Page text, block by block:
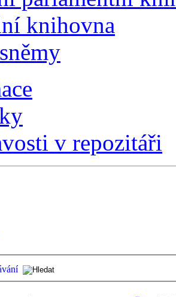
knihovna
v repozitáři